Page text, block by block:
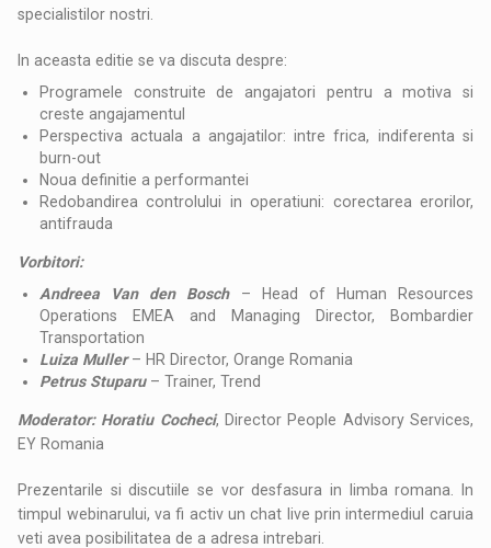
specialistilor nostri.
In aceasta editie se va discuta despre:
Programele construite de angajatori pentru a motiva si
creste angajamentul
Perspectiva actuala a angajatilor: intre frica, indiferenta si
burn-out
Noua definitie a performantei
Redobandirea controlului in operatiuni: corectarea erorilor,
antifrauda
Vorbitori:
Andreea Van den Bosch– Head of Human Resources
Operations EMEA and Managing Director, Bombardier
Transportation
Luiza Muller– HR Director, Orange Romania
Petrus Stuparu– Trainer, Trend
Moderator: Horatiu Cocheci, Director People Advisory Services,
EY Romania
Prezentarile si discutiile se vor desfasura in limba romana. In
timpul webinarului, va fi activ un chat live prin intermediul caruia
veti avea posibilitatea de a adresa intrebari.